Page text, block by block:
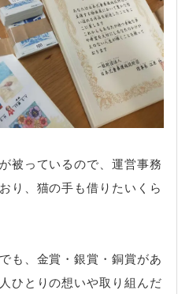
被っているので、運営事務
り、猫の手も借りたいくら
も、金賞・銀賞・銅賞があ
ひとりの想いや取り組んだ